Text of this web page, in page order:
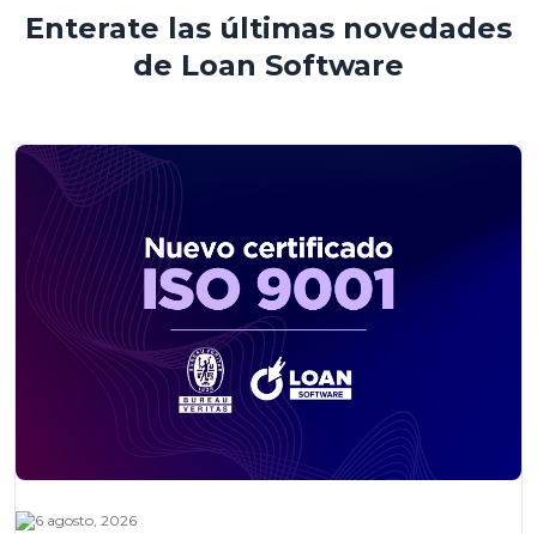
Enterate las últimas novedades
de Loan Software
6 agosto, 2026